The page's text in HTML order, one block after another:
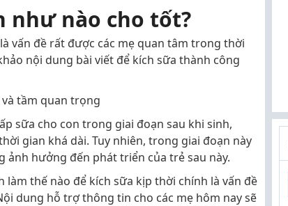
như nào cho tốt?
vấn đề rất được các mẹ quan tâm trong thời
nội dung bài viết để kích sữa thành công
tầm quan trọng
sữa cho con trong giai đoạn sau khi sinh,
gian khá dài. Tuy nhiên, trong giai đoạn này
ảnh hưởng đến phát triển của trẻ sau này.
làm thế nào để kích sữa kịp thời chính là vấn đề
dung hỗ trợ thông tin cho các mẹ hôm nay sẽ